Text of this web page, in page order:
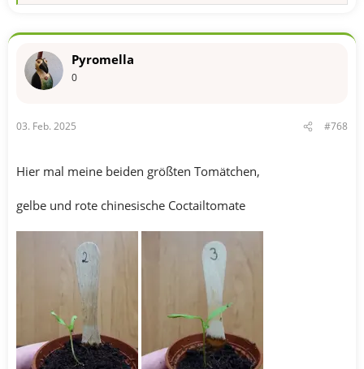
k
o
:
Pyromella
0
03. Feb. 2025 #768
Hier mal meine beiden größten Tomätchen,
gelbe und rote chinesische Coctailtomate